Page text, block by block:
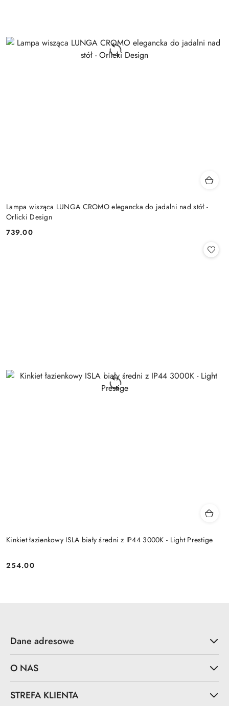
Lampa wisząca LUNGA CROMO elegancka do jadalni nad stół -
Orlicki Design
Cena:
739.00
Kinkiet łazienkowy ISLA biały średni z IP44 3000K - Light Prestige
Cena:
254.00
Dane adresowe
O NAS
STREFA KLIENTA